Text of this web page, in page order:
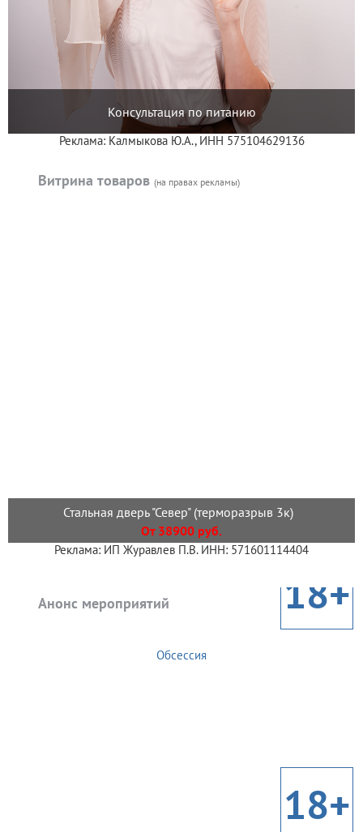
Консультация по питанию
Реклама: Калмыкова Ю.А., ИНН 575104629136
Витрина товаров (на правах рекламы)
Стальная дверь "Север" (терморазрыв 3к)
От 38900 руб.
Реклама: ИП Журавлев П.В. ИНН: 571601114404
Анонс мероприятий 18+
Обсессия
18+